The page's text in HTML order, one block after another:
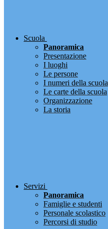
Scuola
Panoramica
Presentazione
I luoghi
Le persone
I numeri della scuola
Le carte della scuola
Organizzazione
La storia
Servizi
Panoramica
Famiglie e studenti
Personale scolastico
Percorsi di studio